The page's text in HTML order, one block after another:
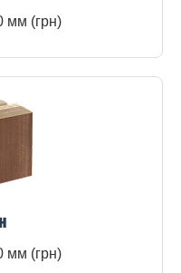
мм (грн)
мм (грн)